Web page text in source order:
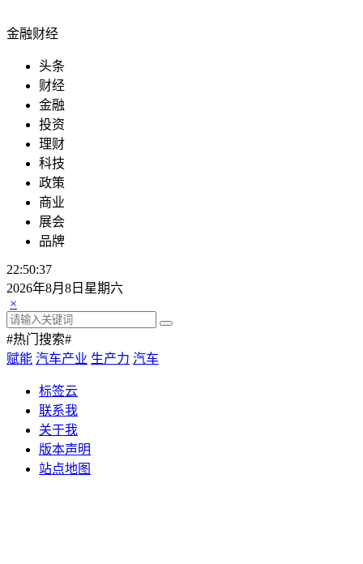
金融财经
头条
财经
金融
投资
理财
科技
政策
商业
展会
品牌
22:50:39
2026年8月8日星期六
×
#热门搜索#
赋能 汽车产业 生产力 汽车
标签云
联系我
关于我
版本声明
站点地图